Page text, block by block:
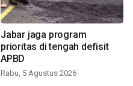
Jabar jaga program
prioritas di tengah defisit
APBD
Rabu, 5 Agustus 2026